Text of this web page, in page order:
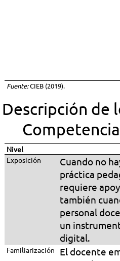
Fuente:CIEB (2019).
de
Nivel
Exposición
Cuando no
práctica
requiere
también
personal
un
digital.
Familiarización
El docente